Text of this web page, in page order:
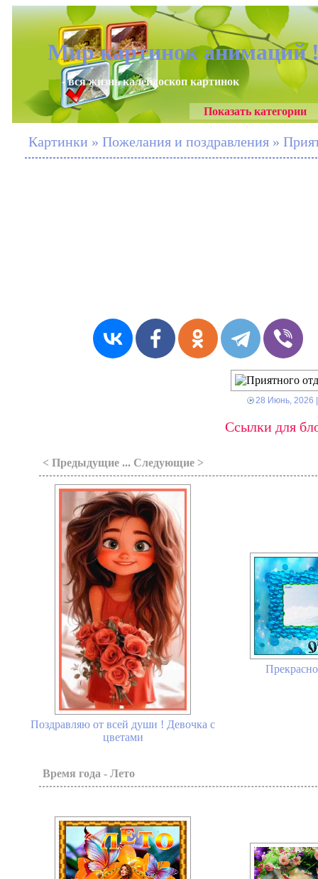
Мир картинок анимаций
- вся жизнь калейдоскоп картинок
Показать категории
Картинки » Пожелания и поздравления »
28 Июнь, 2026
Ссылки для
< Предыдущие ... Следующие >
Поздравляю от всей души ! Девочка с
цветами
Время года - Лето